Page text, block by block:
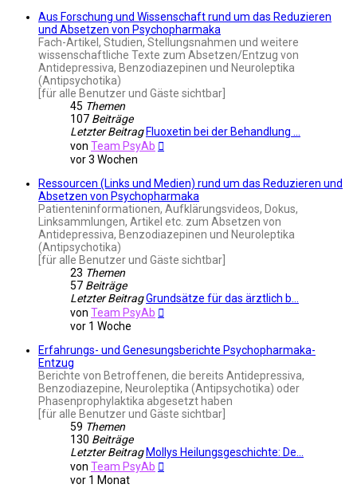
Aus Forschung und Wissenschaft rund um das Reduzieren
und Absetzen von Psychopharmaka
Fach-Artikel, Studien, Stellungsnahmen und weitere
wissenschaftliche Texte zum Absetzen/Entzug von
Antidepressiva, Benzodiazepinen und Neuroleptika
(Antipsychotika)
[für alle Benutzer und Gäste sichtbar]
45 Themen
107 Beiträge
Letzter Beitrag Fluoxetin bei der Behandlung …
von Team PsyAb
vor 3 Wochen
Ressourcen (Links und Medien) rund um das Reduzieren und
Absetzen von Psychopharmaka
Patienteninformationen, Aufklärungsvideos, Dokus,
Linksammlungen, Artikel etc. zum Absetzen von
Antidepressiva, Benzodiazepinen und Neuroleptika
(Antipsychotika)
[für alle Benutzer und Gäste sichtbar]
23 Themen
57 Beiträge
Letzter BeitragGrundsätze für das ärztlich b…
von Team PsyAb
vor 1 Woche
Erfahrungs- und Genesungsberichte Psychopharmaka-
Entzug
Berichte von Betroffenen, die bereits Antidepressiva,
Benzodiazepine, Neuroleptika (Antipsychotika) oder
Phasenprophylaktika abgesetzt haben
[für alle Benutzer und Gäste sichtbar]
59 Themen
130 Beiträge
Letzter Beitrag Mollys Heilungsgeschichte: De…
von Team PsyAb
vor 1 Monat